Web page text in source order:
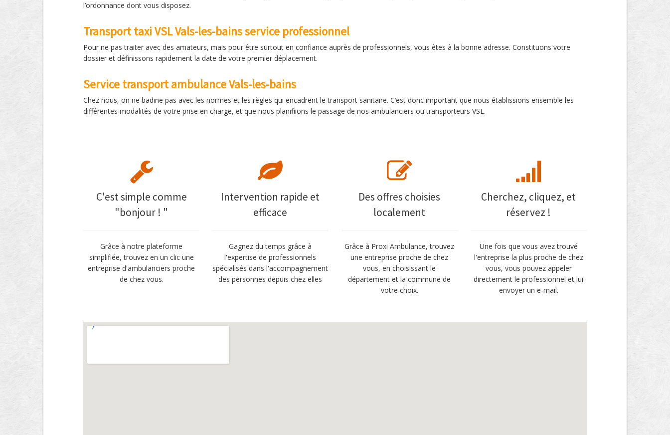
l’ordonnance dont vous disposez.
Transport taxi VSL Vals-les-bains service professionnel
Pour ne pas traiter avec des amateurs, mais pour être surtout en confiance auprès de professionnels, vous êtes à la bonne adresse. Constituons votre
dossier et définissons rapidement la date de votre premier déplacement.
Service transport ambulance Vals-les-bains
Chez nous, on ne badine pas avec les normes et les règles qui encadrent le transport sanitaire. C’est donc important que nous établissions ensemble les
différentes modalités de votre prise en charge, et que nous planifiions le passage de nos ambulanciers ou transporteurs VSL.
C'est simple comme
"bonjour ! "
Grâce à notre plateforme
simplifiée, trouvez en un clic une
entreprise d'ambulanciers proche
de chez vous.
Intervention rapide et
efficace
Gagnez du temps grâce à
l'expertise de professionnels
spécialisés dans l'accompagnement
des personnes depuis chez elles
Des offres choisies
localement
Grâce à Proxi Ambulance, trouvez
une entreprise proche de chez
vous, en choisissant le
département et la commune de
votre choix.
Cherchez, cliquez, et
réservez !
Une fois que vous avez trouvé
l'entreprise la plus proche de chez
vous, vous pouvez appeler
directement le professionnel et lui
envoyer un e-mail.